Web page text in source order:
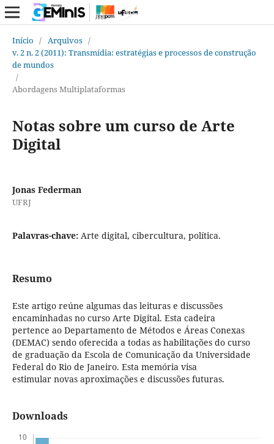
Início / Arquivos /
v. 2 n. 2 (2011): Transmídia: estratégias e processos de construção
de mundos
/
Abordagens Multiplataformas
Notas sobre um curso de Arte
Digital
Jonas Federman
UFRJ
Palavras-chave: Arte digital, cibercultura, política.
Resumo
Este artigo reúne algumas das leituras e discussões
encaminhadas no curso Arte Digital. Esta cadeira
pertence ao Departamento de Métodos e Áreas Conexas
(DEMAC) sendo oferecida a todas as habilitações do curso
de graduação da Escola de Comunicação da Universidade
Federal do Rio de Janeiro. Esta memória visa
estimular novas aproximações e discussões futuras.
Downloads